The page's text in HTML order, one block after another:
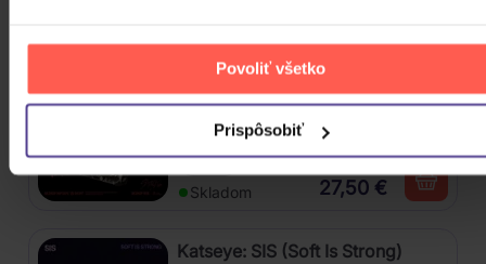
Povoliť všetko
Prispôsobiť
Hop) (SKZHOP Version)
CD
Skladom 27,50 €
Katseye: SIS (Soft Is Strong)